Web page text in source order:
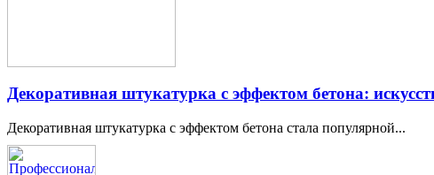
Декоративная штукатурка с эффектом бетона:
Декоративная штукатурка с эффектом бетона стала популярной...